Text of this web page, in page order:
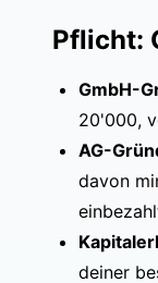
Pflicht:
GmbH-
20'000,
AG-
davon
deiner